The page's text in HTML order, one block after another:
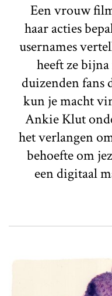
Een vrouw
haar acties
usernames
heeft ze
duizenden fans
kun je macht
Ankie Klut
het verlangen
behoefte om
een digitaal